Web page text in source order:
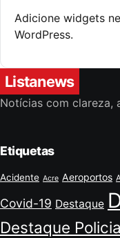
Adicione widgets
WordPress.
Listanews
Notícias com clareza,
Etiquetas
Acidente Acre Aeroportos
Covid-19 Destaque
Destaque